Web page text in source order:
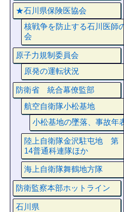
★石川県保険医協会
核戦争を防止する石川医師の
会
原子力規制委員会
原発の運転状況
防衛省 統合幕僚監部
航空自衛隊小松基地
小松基地の墜落、事故年表
陸上自衛隊金沢駐屯地 第
14普通科連隊ほか
海上自衛隊舞鶴地方隊
防衛監察本部ホットライン
石川県